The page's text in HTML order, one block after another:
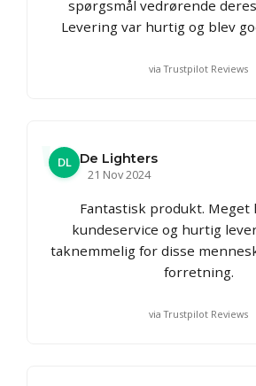
spørgsmål vedrørende
Levering var hurtig og blev
via Trustpilot Reviews
DL De Lighters
21 Nov 2024
Fantastisk produkt.
kundeservice og hurtig
taknemmelig for disse
forretning.
via Trustpilot Reviews